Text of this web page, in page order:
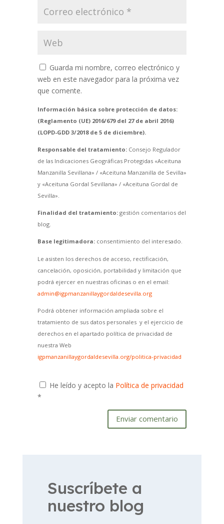
Guarda mi nombre, correo electrónico y
web en este navegador para la próxima vez
que comente.
Información básica sobre protección de datos:
(Reglamento (UE) 2016/679 del 27 de abril 2016)
(LOPD-GDD 3/2018 de 5 de diciembre).
Responsable del tratamiento:Consejo Regulador
de las Indicaciones Geográficas Protegidas «Aceituna
Manzanilla Sevillana» / «Aceituna Manzanilla de Sevilla»
y «Aceituna Gordal Sevillana» / «Aceituna Gordal de
Sevilla».
Finalidad del tratamiento:gestión comentarios del
blog.
Base legitimadora:consentimiento del interesado.
Le asisten los derechos de acceso, rectificación,
cancelación, oposición, portabilidad y limitación que
podrá ejercer en nuestras oficinas o en el email:
admin@igpmanzanillaygordaldesevilla.org
Podrá obtener información ampliada sobre el
tratamiento de sus datos personales y el ejercicio de
derechos en el apartado política de privacidad de
nuestra Web
igpmanzanillaygordaldesevilla.org/politica-privacidad
He leído y acepto la Política de privacidad
*
Enviar comentario
Suscríbete a
nuestro blog